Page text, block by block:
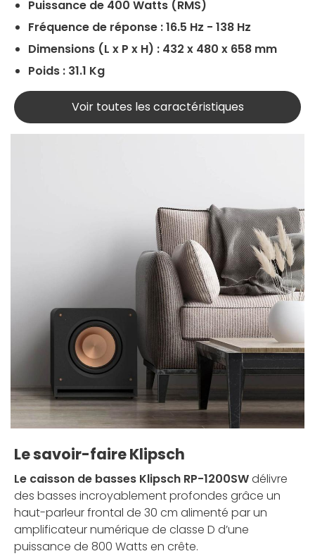
Puissance de 400 Watts (RMS)
Fréquence de réponse : 16.5 Hz - 138 Hz
Dimensions (L x P x H) : 432 x 480 x 658 mm
Poids : 31.1 Kg
Voir toutes les caractéristiques
Le savoir-faire Klipsch
Le caisson de basses Klipsch RP-1200SWdélivre
des basses incroyablement profondes grâce un
haut-parleur frontal de 30 cm alimenté par un
amplificateur numérique de classe D d’une
puissance de 800 Watts en crête.